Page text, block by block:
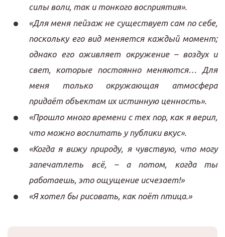
силы воли, так и тонкого восприятия».
«Для меня пейзаж не существует сам по себе,
поскольку его вид меняется каждый момент;
однако его оживляет окружение – воздух и
свет, которые постоянно меняются… Для
меня только окружающая атмосфера
придаёт объектам их истинную ценность».
«Прошло много времени с тех пор, как я верил,
что можно воспитать у публики вкус».
«Когда я вижу природу, я чувствую, что могу
запечатлеть всё, – а потом, когда ты
работаешь, это ощущение исчезает!»
«Я хотел бы рисовать, как поёт птица.»